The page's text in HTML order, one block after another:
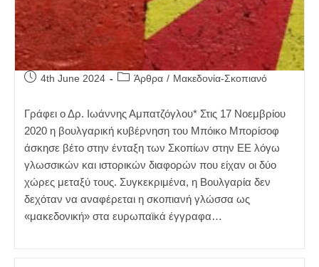
Post4th June 2024
PostΆρθρα / Μακεδονία-Σκοπιανό
Γράφει ο Δρ. Ιωάννης Αμπατζόγλου* Στις 17 Νοεμβρίου
2020 η βουλγαρική κυβέρνηση του Μπόικο Μπορίσοφ
άσκησε βέτο στην ένταξη των Σκοπίων στην ΕΕ λόγω
γλωσσικών και ιστορικών διαφορών που είχαν οι δύο
χώρες μεταξύ τους. Συγκεκριμένα, η Βουλγαρία δεν
δεχόταν να αναφέρεται η σκοπιανή γλώσσα ως
«μακεδονική» στα ευρωπαϊκά έγγραφα…